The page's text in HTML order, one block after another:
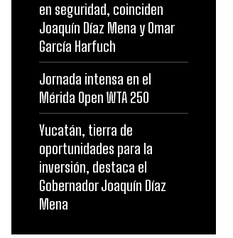
en seguridad, coinciden
Joaquín Díaz Mena y Omar
García Harfuch
Jornada intensa en el
Mérida Open WTA 250
Yucatán, tierra de
oportunidades para la
inversión, destaca el
Gobernador Joaquín Díaz
Mena